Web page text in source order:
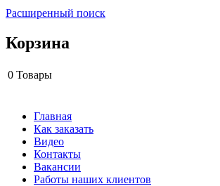
Расширенный поиск
Корзина
0 Товары
Главная
Как заказать
Видео
Контакты
Вакансии
Работы наших клиентов